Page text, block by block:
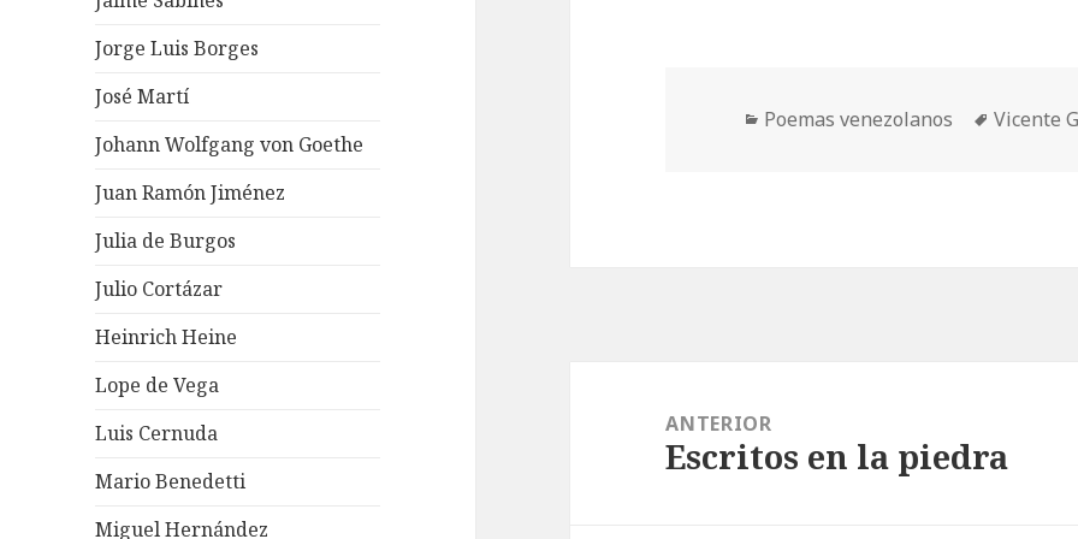
Jorge Luis Borges
José Martí
Johann Wolfgang von Goethe
Juan Ramón Jiménez
Julia de Burgos
Julio Cortázar
Heinrich Heine
Lope de Vega
Luis Cernuda
Mario Benedetti
Miguel Hernández
Categorías
Poemas venezolanos Etiquetas
Vicente
entradas
ANTERIOR
Entrada
Escritos en la piedra